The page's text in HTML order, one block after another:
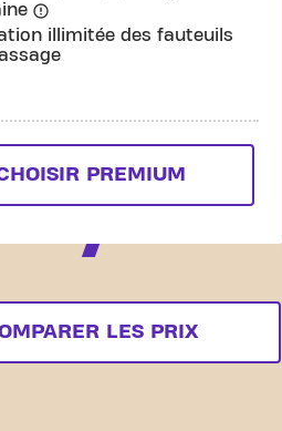
illimitée des fauteuils
PREMIUM
LES PRIX